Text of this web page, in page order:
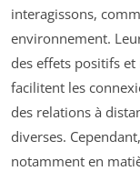
interagissons,
environnement.
des effets positifs
facilitent les
des relations à
diverses.
notamment en